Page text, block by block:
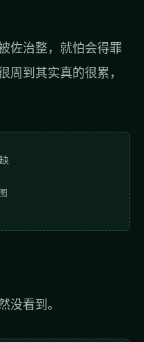
佐治整，就怕会得罪
周到其实真的很累，
没看到。